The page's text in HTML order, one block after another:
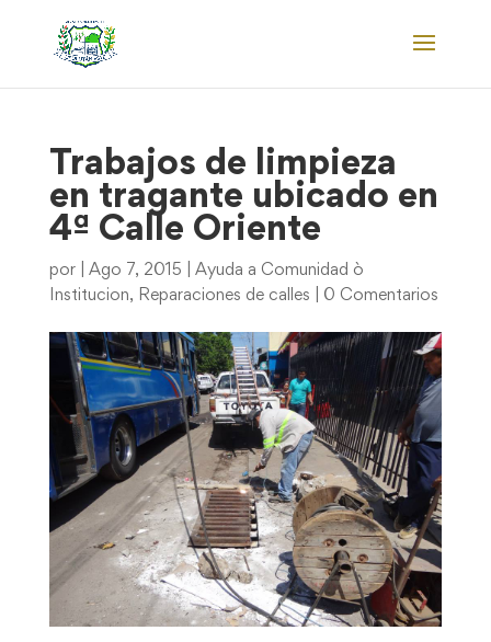
Trabajos de limpieza
en tragante ubicado en
4ª Calle Oriente
por Ago 7, 2015
Ayuda a Comunidad ò
Institucion, Reparaciones de calles 0 Comentarios